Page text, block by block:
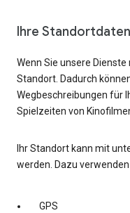
Ihre Standortdaten
Wenn Sie unsere
Standort. Dadurch
Wegbeschreibungen für
Spielzeiten von
Ihr Standort kann mit
werden. Dazu
GPS